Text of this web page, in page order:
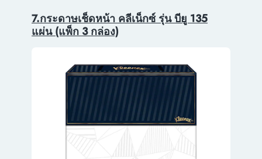
7.กระดาษเช็ดหน้า คลีเน็กซ์ รุ่น บียู 135
แผ่น (แพ็ก 3 กล่อง)